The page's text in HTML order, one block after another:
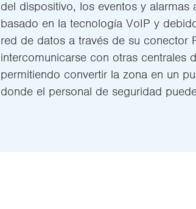
del dispositivo, los eventos y alarmas
basado en la tecnología VoIP y
red de datos a través de su conector
intercomunicarse con otras centrales
permitiendo convertir la zona en un
donde el personal de seguridad